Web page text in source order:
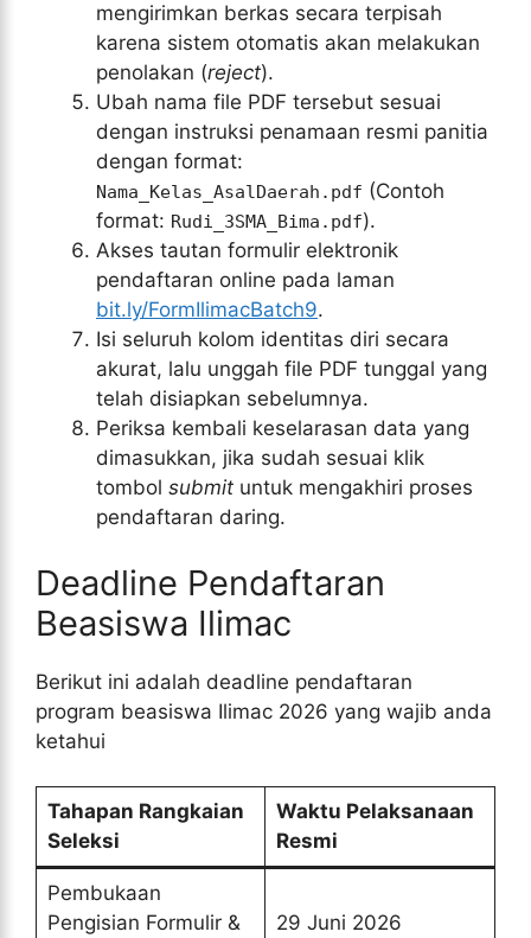
mengirimkan berkas secara terpisah
karena sistem otomatis akan melakukan
penolakan (reject).
Ubah nama file PDF tersebut sesuai
dengan instruksi penamaan resmi panitia
dengan format:
Nama_Kelas_AsalDaerah.pdf (Contoh
format: Rudi_3SMA_Bima.pdf).
Akses tautan formulir elektronik
pendaftaran online pada laman
bit.ly/FormIlimacBatch9.
Isi seluruh kolom identitas diri secara
akurat, lalu unggah file PDF tunggal yang
telah disiapkan sebelumnya.
Periksa kembali keselarasan data yang
dimasukkan, jika sudah sesuai klik
tombol submit untuk mengakhiri proses
pendaftaran daring.
Deadline Pendaftaran
Beasiswa Ilimac
Berikut ini adalah deadline pendaftaran
program beasiswa Ilimac 2026 yang wajib anda
ketahui
Tahapan Rangkaian
Seleksi
Waktu Pelaksanaan
Resmi
Pembukaan
Pengisian Formulir &
29 Juni 2026